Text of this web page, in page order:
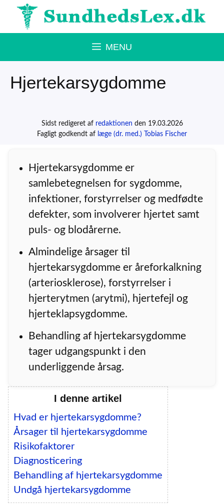
Hop
MENU
Hjertekarsygdomme
Sidst redigeret af redaktionen den 19.03.2026
Fagligt godkendt af læge (dr. med.) Tobias Fischer
Hjertekarsygdomme er
samlebetegnelsen for sygdomme,
infektioner, forstyrrelser og medfødte
defekter, som involverer hjertet samt
puls- og blodårerne.
Almindelige årsager til
hjertekarsygdomme er åreforkalkning
(arteriosklerose), forstyrrelser i
hjerterytmen (arytmi), hjertefejl og
hjerteklapsygdomme.
Behandling af hjertekarsygdomme
tager udgangspunkt i den
underliggende årsag.
I denne artikel
Hvad er hjertekarsygdomme?
Årsager til hjertekarsygdomme
Risikofaktorer
Diagnosticering
Behandling af hjertekarsygdomme
Undgå hjertekarsygdomme